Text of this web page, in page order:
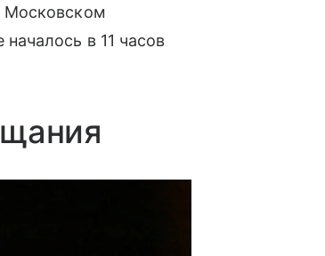
Московском
в 11 часов